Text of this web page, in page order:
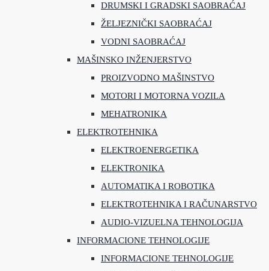
DRUMSKI I GRADSKI SAOBRAĆAJ
ŽELJEZNIČKI SAOBRAĆAJ
VODNI SAOBRAĆAJ
MAŠINSKO INŽENJERSTVO
PROIZVODNO MAŠINSTVO
MOTORI I MOTORNA VOZILA
MEHATRONIKA
ELEKTROTEHNIKA
ELEKTROENERGETIKA
ELEKTRONIKA
AUTOMATIKA I ROBOTIKA
ELEKTROTEHNIKA I RAČUNARSTVO
AUDIO-VIZUELNA TEHNOLOGIJA
INFORMACIONE TEHNOLOGIJE
INFORMACIONE TEHNOLOGIJE